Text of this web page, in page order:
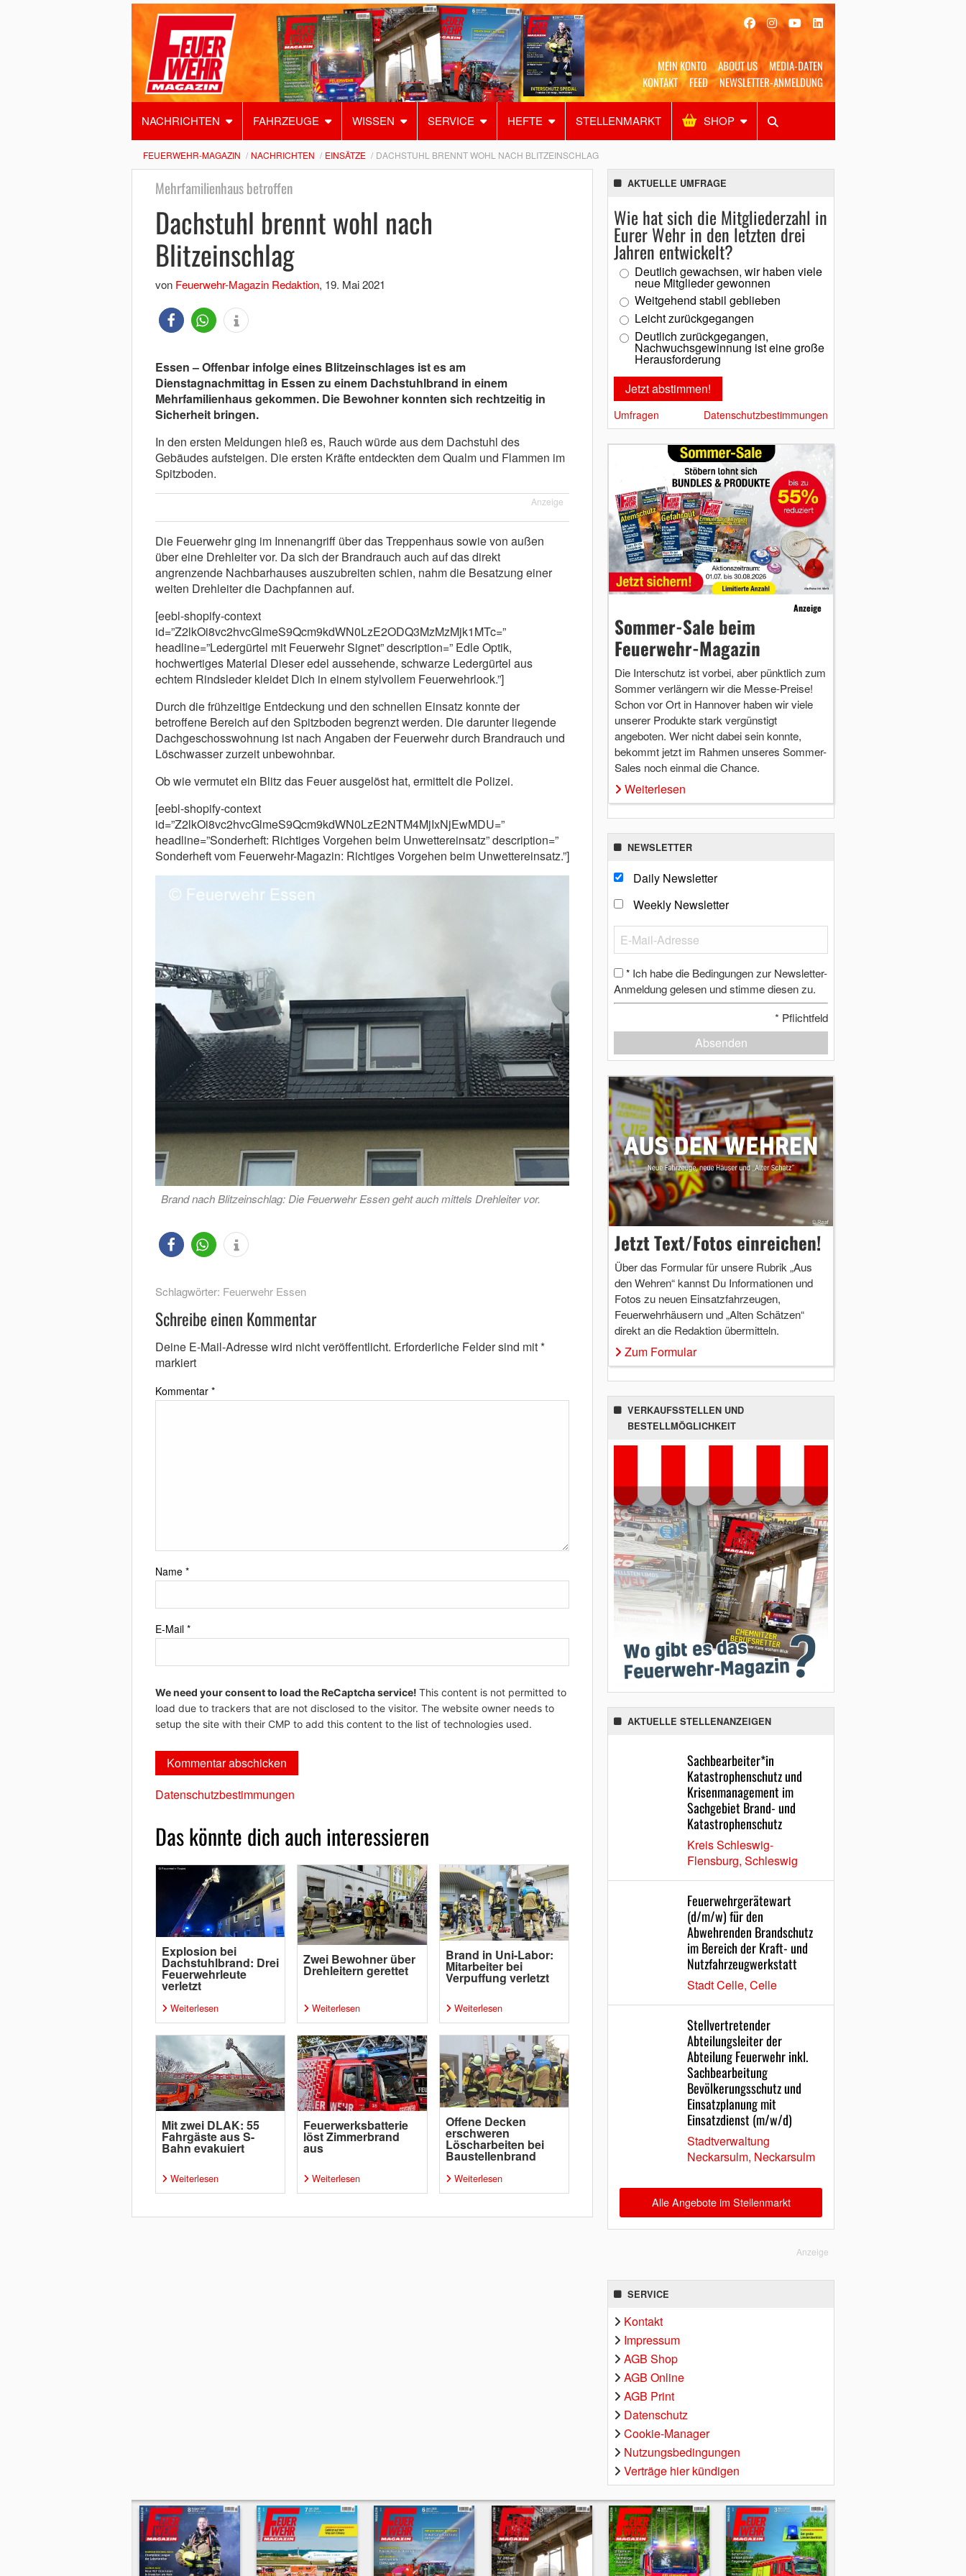
MEIN KONTO ABOUT US
MEDIA-DATEN
KONTAKT
FEED NEWSLETTER-ANMELDUNG
NACHRICHTEN FAHRZEUGE WISSEN SERVICE HEFTE STELLENMARKT SHOP
Alles Shop SUCHEN
FEUERWEHR-MAGAZIN NACHRICHTEN EINSÄTZE DACHSTUHL BRENNT WOHL NACH BLITZEINSCHLAG
Mehrfamilienhaus betroffen
Dachstuhl brennt wohl nach
Blitzeinschlag
von Feuerwehr-Magazin Redaktion, 19. Mai 2021
Essen – Offenbar infolge eines Blitzeinschlages ist es am
Dienstagnachmittag in Essen zu einem Dachstuhlbrand in einem
Mehrfamilienhaus gekommen. Die Bewohner konnten sich rechtzeitig in
Sicherheit bringen.
In den ersten Meldungen hieß es, Rauch würde aus dem Dachstuhl des
Gebäudes aufsteigen. Die ersten Kräfte entdeckten dem Qualm und Flammen im
Spitzboden.
Anzeige
Die Feuerwehr ging im Innenangriff über das Treppenhaus sowie von außen
über eine Drehleiter vor. Da sich der Brandrauch auch auf das direkt
angrenzende Nachbarhauses auszubreiten schien, nahm die Besatzung einer
weiten Drehleiter die Dachpfannen auf.
[eebl-shopify-context
id=”Z2lkOi8vc2hvcGlmeS9Qcm9kdWN0LzE2ODQ3MzMzMjk1MTc=”
headline=”Ledergürtel mit Feuerwehr Signet” description=” Edle Optik,
hochwertiges Material Dieser edel aussehende, schwarze Ledergürtel aus
echtem Rindsleder kleidet Dich in einem stylvollem Feuerwehrlook.”]
Durch die frühzeitige Entdeckung und den schnellen Einsatz konnte der
betroffene Bereich auf den Spitzboden begrenzt werden. Die darunter liegende
Dachgeschosswohnung ist nach Angaben der Feuerwehr durch Brandrauch und
Löschwasser zurzeit unbewohnbar.
Ob wie vermutet ein Blitz das Feuer ausgelöst hat, ermittelt die Polizei.
[eebl-shopify-context
id=”Z2lkOi8vc2hvcGlmeS9Qcm9kdWN0LzE2NTM4MjIxNjEwMDU=”
headline=”Sonderheft: Richtiges Vorgehen beim Unwettereinsatz” description=”
Sonderheft vom Feuerwehr-Magazin: Richtiges Vorgehen beim Unwettereinsatz.”]
Brand nach Blitzeinschlag: Die Feuerwehr Essen geht auch mittels Drehleiter vor.
Schlagwörter: Feuerwehr Essen
Schreibe einen Kommentar
Deine E-Mail-Adresse wird nicht veröffentlicht. Erforderliche Felder sind mit*
markiert
Kommentar *
Name *
E-Mail *
We need your consent to load the ReCaptcha service! This content is not permitted to
load due to trackers that are not disclosed to the visitor. The website owner needs to
setup the site with their CMP to add this content to the list of technologies used.
Datenschutzbestimmungen
Das könnte dich auch interessieren
Explosion bei
Dachstuhlbrand: Drei
Feuerwehrleute
verletzt
Weiterlesen
Zwei Bewohner über
Drehleitern gerettet
Weiterlesen
Brand in Uni-Labor:
Mitarbeiter bei
Verpuffung verletzt
Weiterlesen
Mit zwei DLAK: 55
Fahrgäste aus S-
Bahn evakuiert
Weiterlesen
Feuerwerksbatterie
löst Zimmerbrand
aus
Weiterlesen
Offene Decken
erschweren
Löscharbeiten bei
Baustellenbrand
Weiterlesen
AKTUELLE UMFRAGE
Wie hat sich die Mitgliederzahl in
Eurer Wehr in den letzten drei
Jahren entwickelt?
Deutlich gewachsen, wir haben viele
neue Mitglieder gewonnen
Weitgehend stabil geblieben
Leicht zurückgegangen
Deutlich zurückgegangen,
Nachwuchsgewinnung ist eine große
Herausforderung
Umfragen Datenschutzbestimmungen
Anzeige
Sommer-Sale beim
Feuerwehr-Magazin
Die Interschutz ist vorbei, aber pünktlich zum
Sommer verlängern wir die Messe-Preise!
Schon vor Ort in Hannover haben wir viele
unserer Produkte stark vergünstigt
angeboten. Wer nicht dabei sein konnte,
bekommt jetzt im Rahmen unseres Sommer-
Sales noch einmal die Chance.
Weiterlesen
NEWSLETTER
Daily Newsletter
Weekly Newsletter
* Ich habe die Bedingungen zur Newsletter-
Anmeldung gelesen und stimme diesen zu.
* Pflichtfeld
Absenden
Jetzt Text/Fotos einreichen!
Über das Formular für unsere Rubrik „Aus
den Wehren“ kannst Du Informationen und
Fotos zu neuen Einsatzfahrzeugen,
Feuerwehrhäusern und „Alten Schätzen“
direkt an die Redaktion übermitteln.
Zum Formular
VERKAUFSSTELLEN UND
BESTELLMÖGLICHKEIT
AKTUELLE STELLENANZEIGEN
Sachbearbeiter*in
Katastrophenschutz und
Krisenmanagement im
Sachgebiet Brand- und
Katastrophenschutz
Kreis Schleswig-
Flensburg, Schleswig
Feuerwehrgerätewart
(d/m/w) für den
Abwehrenden Brandschutz
im Bereich der Kraft- und
Nutzfahrzeugwerkstatt
Stadt Celle, Celle
Stellvertretender
Abteilungsleiter der
Abteilung Feuerwehr inkl.
Sachbearbeitung
Bevölkerungsschutz und
Einsatzplanung mit
Einsatzdienst (m/w/d)
Stadtverwaltung
Neckarsulm, Neckarsulm
Alle Angebote im Stellenmarkt
Anzeige
SERVICE
Kontakt
Impressum
AGB Shop
AGB Online
AGB Print
Datenschutz
Cookie-Manager
Nutzungsbedingungen
Verträge hier kündigen